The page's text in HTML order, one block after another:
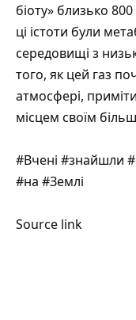
біоту» близько
ці істоти були
середовищі з
того, як цей газ
атмосфері,
місцем своїм
#Вчені #знайшли
#на #Землі
Source link